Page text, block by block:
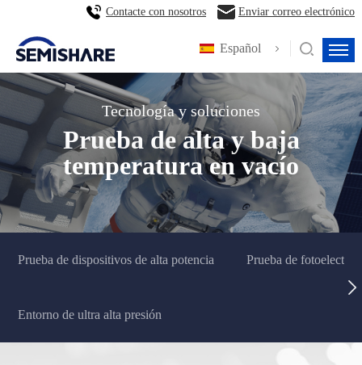
Español
Contacte con nosotros Enviar correo electrónico
Tecnología y soluciones
Prueba de alta y baja
temperatura en vacío
Prueba de dispositivos de alta potencia Prueba de
Entorno de ultra alta presión